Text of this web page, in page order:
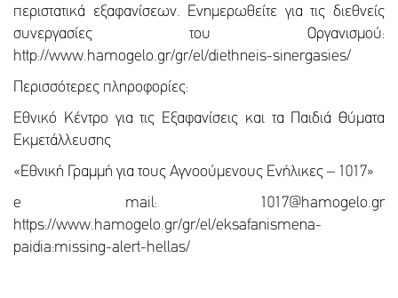
περιστατικά εξαφανίσεων. Ενημερωθείτε για τις διεθνείς
συνεργασίες του Οργανισμού:
http://www.hamogelo.gr/gr/el/diethneis-sinergasies/
Περισσότερες πληροφορίες:
Εθνικό Κέντρο για τις Εξαφανίσεις και τα Παιδιά Θύματα
Εκμετάλλευσης
«Εθνική Γραμμή για τους Αγνοούμενους Ενήλικες – 1017»
e mail: 1017@hamogelo.gr
https://www.hamogelo.gr/gr/el/eksafanismena-
paidia:missing-alert-hellas/